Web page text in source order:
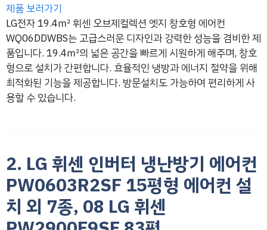
제품 보러가기
LG전자 19.4㎡ 휘센 오브제컬렉션 엣지 창호형 에어컨
WQ06DDWBS는 고급스러운 디자인과 강력한 성능을 겸비한 제
품입니다. 19.4㎡의 넓은 공간을 빠르게 시원하게 해주며, 창호
형으로 설치가 간편합니다. 효율적인 냉방과 에너지 절약을 위해
최적화된 기능을 제공합니다. 방문설치도 가능하여 편리하게 사
용할 수 있습니다.
2. LG 휘센 인버터 냉난방기 에어컨
PW0603R2SF 15평형 에어컨 설
치 외 7종, 08 LG 휘센